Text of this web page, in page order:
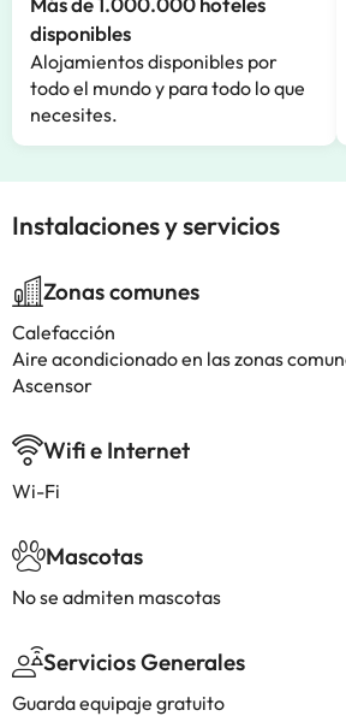
disponibles
Alojamientos disponibles por
todo el mundo y para todo lo que
necesites.
Instalaciones y servicios
Zonas comunes
Calefacción
Aire acondicionado en las zonas
Ascensor
Wifi e Internet
Wi-Fi
Mascotas
No se admiten mascotas
Servicios Generales
Guarda equipaje gratuito